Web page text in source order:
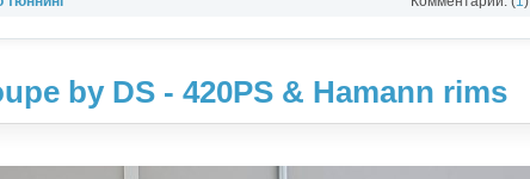
by DS - 420PS & Hamann rims